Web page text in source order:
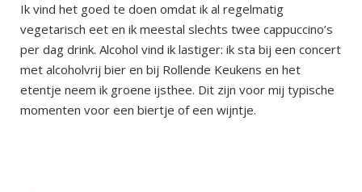
Ik vind het goed te doen omdat ik al regelmatig
vegetarisch eet en ik meestal slechts twee cappuccino’s
per dag drink. Alcohol vind ik lastiger: ik sta bij een concert
met alcoholvrij bier en bij Rollende Keukens en het
etentje neem ik groene ijsthee. Dit zijn voor mij typische
momenten voor een biertje of een wijntje.